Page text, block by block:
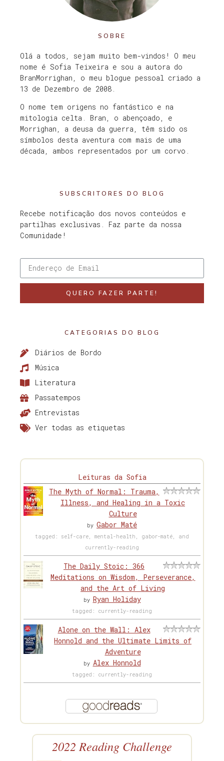
SOBRE
Olá a todos, sejam muito bem-vindos! O meu
nome é Sofia Teixeira e sou a autora do
BranMorrighan, o meu blogue pessoal criado a
13 de Dezembro de 2008.
O nome tem origens no fantástico e na
mitologia celta. Bran, o abençoado, e
Morrighan, a deusa da guerra, têm sido os
símbolos desta aventura com mais de uma
década, ambos representados por um corvo.
SUBSCRITORES DO BLOG
Recebe notificação dos novos conteúdos e
partilhas exclusivas. Faz parte da nossa
Comunidade!
QUERO FAZER PARTE!
CATEGORIAS DO BLOG
Diários de Bordo
Música
Literatura
Passatempos
Entrevistas
Ver todas as etiquetas
Leituras da Sofia
The Myth of Normal: Trauma,
Illness, and Healing in a Toxic
Culture
by Gabor Maté
tagged: self-care, mental-health, gabor-maté, and
currently-reading
The Daily Stoic: 366
Meditations on Wisdom, Perseverance,
and the Art of Living
by Ryan Holiday
tagged: currently-reading
Alone on the Wall: Alex
Honnold and the Ultimate Limits of
Adventure
by Alex Honnold
tagged: currently-reading
2022 Reading Challenge